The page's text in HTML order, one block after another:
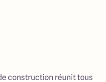
construction réunit tous